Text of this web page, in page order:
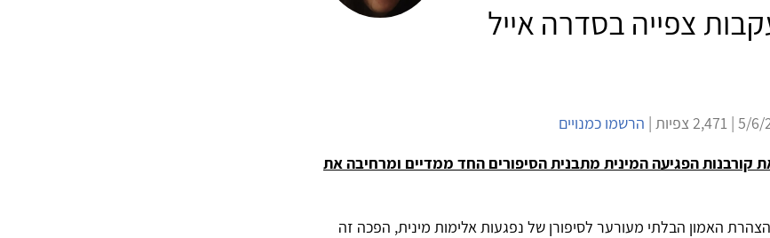
צפייה בסדרה אייל
הרשמו כמנויים
קורבנות הפגיעה המינית מתבנית הסיפורים החד ממדיים ומרחיבה את
האמון הבלתי מעורער לסיפורן של נפגעות אלימות מינית, הפכה זה